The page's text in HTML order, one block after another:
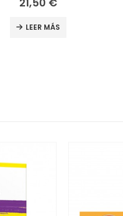
LEER MÁS